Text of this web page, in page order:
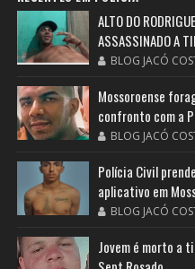
ALTO DO
ASSASSINADO A
BLOG JACÓ
Mossoroense
confronto com a
BLOG JACÓ
Polícia Civil
aplicativo em
BLOG JACÓ
Jovem é morto a